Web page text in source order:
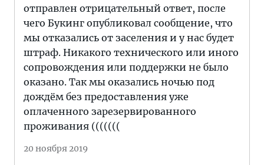
отправлен отрицательный ответ, после
чего Букинг опубликовал сообщение, что
мы отказались от заселения и у нас будет
штраф. Никакого технического или иного
сопровождения или поддержки не было
оказано. Так мы оказались ночью под
дождём без предоставления уже
оплаченного зарезервированного
проживания (((((((
20 ноября 2019